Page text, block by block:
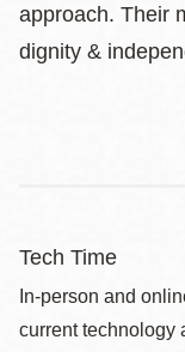
approach. Their
dignity &
Tech Time
In-person and
current technology